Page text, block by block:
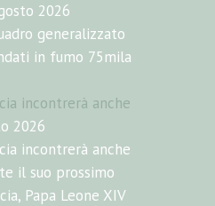
2026
generalizzato
in fumo 75mila
incontrerà anche
2026
incontrerà anche
il suo prossimo
Papa Leone XIV